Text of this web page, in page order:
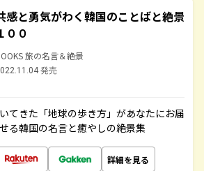
感と勇気がわく韓国のことばと絶景
００
旅の名言＆絶景
発売
てきた「地球の歩き方」があなたにお届
る韓国の名言と癒やしの絶景集
詳細を見る